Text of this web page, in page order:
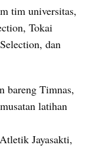
tim universitas,
Tokai
dan
bareng Timnas,
latihan
Jayasakti,